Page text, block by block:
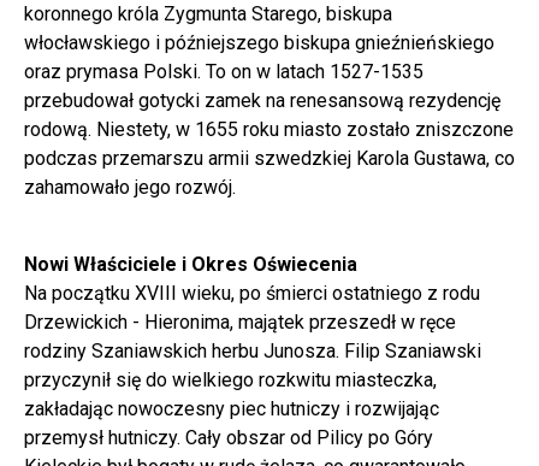
koronnego króla Zygmunta Starego, biskupa
włocławskiego i późniejszego biskupa gnieźnieńskiego
oraz prymasa Polski. To on w latach 1527-1535
przebudował gotycki zamek na renesansową rezydencję
rodową. Niestety, w 1655 roku miasto zostało zniszczone
podczas przemarszu armii szwedzkiej Karola Gustawa, co
zahamowało jego rozwój.
Nowi Właściciele i Okres Oświecenia
Na początku XVIII wieku, po śmierci ostatniego z rodu
Drzewickich - Hieronima, majątek przeszedł w ręce
rodziny Szaniawskich herbu Junosza. Filip Szaniawski
przyczynił się do wielkiego rozkwitu miasteczka,
zakładając nowoczesny piec hutniczy i rozwijając
przemysł hutniczy. Cały obszar od Pilicy po Góry